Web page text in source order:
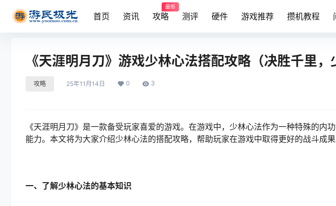
首页 资讯 攻略
最新
测评 硬件 游戏推荐 攒机教程
《天涯明月刀》游戏少林心法搭配攻略（决胜千里，
攻略 25年11月14日 0 3
《天涯明月刀》是一款备受玩家喜爱的游戏。在游戏中，少林心法作为一种特殊的内
能力。本文将为大家介绍少林心法的搭配攻略，帮助玩家在游戏中取得更好的战斗成果
一、了解少林心法的基本知识